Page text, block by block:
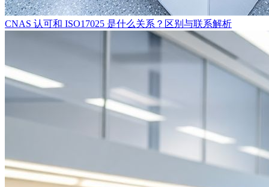
CNAS 认可和 ISO17025 是什么关系？区别与联系解析